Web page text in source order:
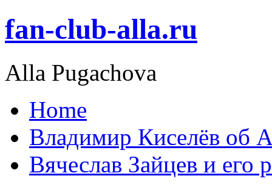
fan-club-alla.ru
Alla Pugachova
Home
Владимир Киселёв об
Вячеслав Зайцев и его